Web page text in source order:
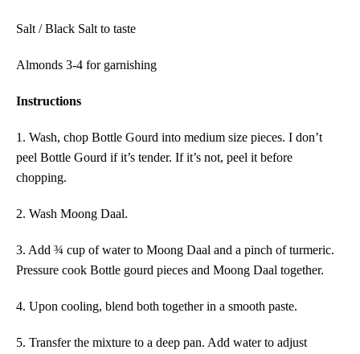
Salt / Black Salt to taste
Almonds 3-4 for garnishing
Instructions
1. Wash, chop Bottle Gourd into medium size pieces. I don’t
peel Bottle Gourd if it’s tender. If it’s not, peel it before
chopping.
2. Wash Moong Daal.
3. Add ¾ cup of water to Moong Daal and a pinch of turmeric.
Pressure cook Bottle gourd pieces and Moong Daal together.
4. Upon cooling, blend both together in a smooth paste.
5. Transfer the mixture to a deep pan. Add water to adjust